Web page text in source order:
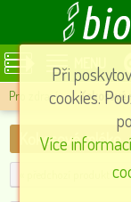
MENU
Pro zdraví » Kokosové
Kokosové mléko
Při
cookies.
Více